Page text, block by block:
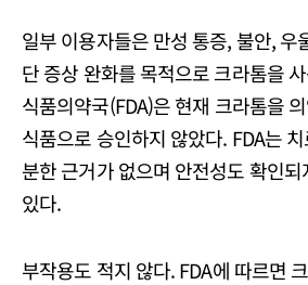
일부 이용자들은 만성 통증, 불안, 우
단 증상 완화를 목적으로 크라톰을
식품의약국(FDA)은 현재 크라톰을
식품으로 승인하지 않았다. FDA는
분한 근거가 없으며 안전성도 확인
있다.
부작용도 적지 않다. FDA에 따르면